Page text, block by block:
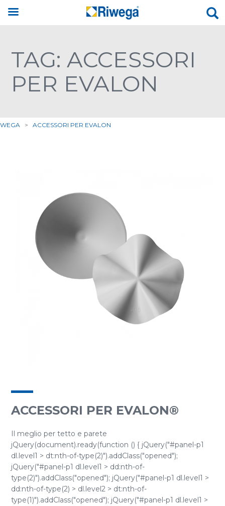
TAG: ACCESSORI
PER EVALON
> ACCESSORI PER EVALON
ACCESSORI PER EVALON®
Il meglio per tetto e parete
jQuery(document).ready(function () { jQuery("#panel-p1
dl.level1 > dt:nth-of-type(2)").addClass("opened");
jQuery("#panel-p1 dl.level1 > dd:nth-of-
type(2)").addClass("opened"); jQuery("#panel-p1 dl.level1 >
dd:nth-of-type(2) > dl.level2 > dt:nth-of-
type(1)").addClass("opened"); jQuery("#panel-p1 dl.level1 >